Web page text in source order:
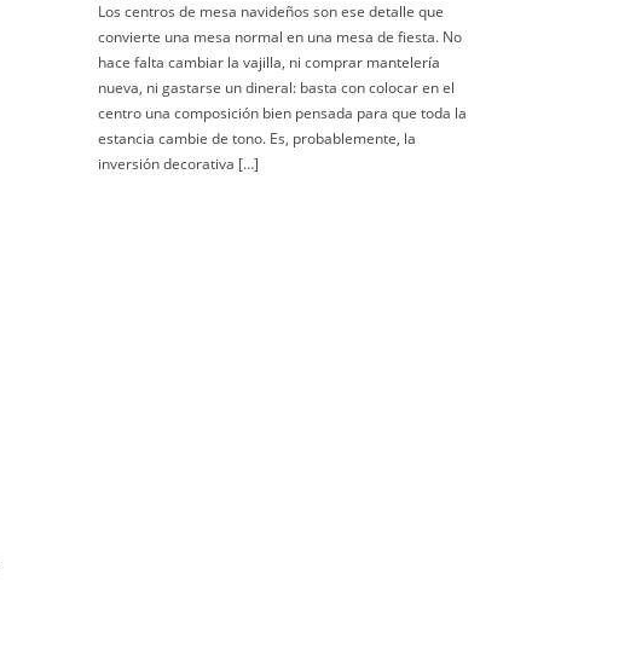
Los centros de mesa navideños son ese detalle que
convierte una mesa normal en una mesa de fiesta. No
hace falta cambiar la vajilla, ni comprar mantelería
nueva, ni gastarse un dineral: basta con colocar en el
centro una composición bien pensada para que toda la
estancia cambie de tono. Es, probablemente, la
inversión decorativa […]